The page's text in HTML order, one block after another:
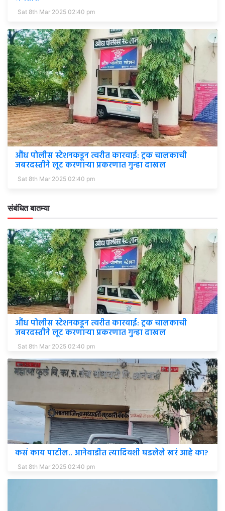
Sat 8th Mar 2025 02:40 pm
औंध पोलीस स्टेशनकडून त्वरीत कारवाई: ट्रक चालकाची
जबरदस्तीने लूट करणाऱ्या प्रकरणात गुन्हा दाखल
Sat 8th Mar 2025 02:40 pm
संबंधित बातम्या
औंध पोलीस स्टेशनकडून त्वरीत कारवाई: ट्रक चालकाची
जबरदस्तीने लूट करणाऱ्या प्रकरणात गुन्हा दाखल
Sat 8th Mar 2025 02:40 pm
कसं काय पाटील.. आनेवाडीत त्यादिवशी घडलेले खरं आहे का?
Sat 8th Mar 2025 02:40 pm